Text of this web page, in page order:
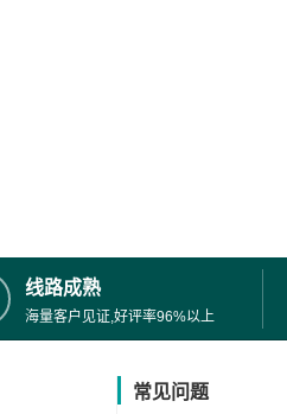
线路成熟
海量客户见证,好评率96%以上
常见问题